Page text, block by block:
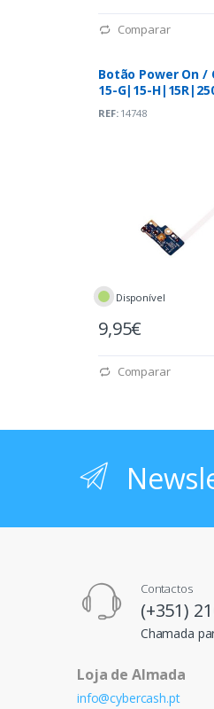
Comparar
Botão Power On /
15-G|15-
A991P)
REF:14748
Disponível
9,95€
Comparar
Contactos
(+351)
Chamada
Loja de Almada
info@cybercash.pt